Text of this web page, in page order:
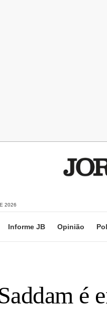
2026
Informe JB Opinião
é